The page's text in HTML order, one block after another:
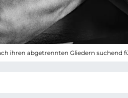
ihren abgetrennten Gliedern suchend